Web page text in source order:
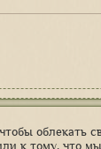
облекать
к тому, что